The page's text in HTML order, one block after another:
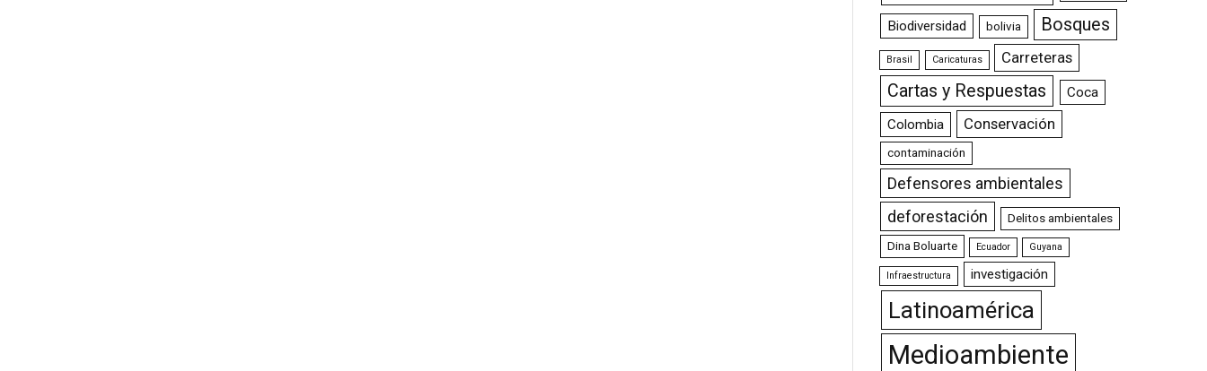
Biodiversidad bolivia Bosques
Brasil Caricaturas Carreteras
Cartas y Respuestas
Coca
Colombia
Conservación
contaminación
Defensores ambientales
deforestación
Delitos ambientales
Dina Boluarte Ecuador Guyana
Infraestructura investigación
Latinoamérica
Medioambiente